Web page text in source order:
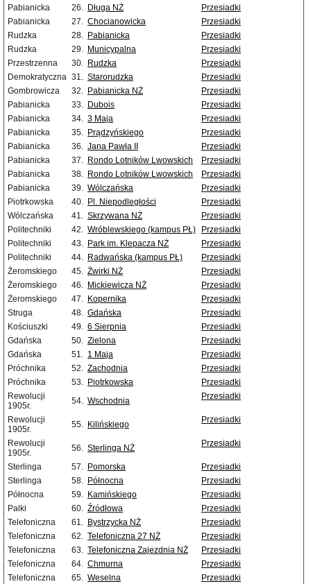
Pabianicka
26. Długa NŻ
Przesiadki
Pabianicka
27. Chocianowicka
Przesiadki
Rudzka
28. Pabianicka
Przesiadki
Rudzka
29. Municypalna
Przesiadki
Przestrzenna
30. Rudzka
Przesiadki
Demokratyczna 31. Starorudzka
Przesiadki
Gombrowicza
32. Pabianicka NŻ
Przesiadki
Pabianicka
33. Dubois
Przesiadki
Pabianicka
34. 3 Maja
Przesiadki
Pabianicka
35. Prądzyńskiego
Przesiadki
Pabianicka
36. Jana Pawła II
Przesiadki
Pabianicka
37. Rondo Lotników Lwowskich
Przesiadki
Pabianicka
38. Rondo Lotników Lwowskich
Przesiadki
Pabianicka
39. Wólczańska
Przesiadki
Piotrkowska
40. Pl. Niepodległości
Przesiadki
Wólczańska
41. Skrzywana NŻ
Przesiadki
Politechniki
42. Wróblewskiego (kampus PŁ)
Przesiadki
Politechniki
43. Park im. Klepacza NŻ
Przesiadki
Politechniki
44. Radwańska (kampus PŁ)
Przesiadki
Żeromskiego
45. Żwirki NŻ
Przesiadki
Żeromskiego
46. Mickiewicza NŻ
Przesiadki
Żeromskiego
47. Kopernika
Przesiadki
Struga
48. Gdańska
Przesiadki
Kościuszki
49. 6 Sierpnia
Przesiadki
Gdańska
50. Zielona
Przesiadki
Gdańska
51. 1 Maja
Przesiadki
Próchnika
52. Zachodnia
Przesiadki
Próchnika
53. Piotrkowska
Przesiadki
Rewolucji
1905r.
54. Wschodnia Przesiadki
Rewolucji
1905r.
55. Kilińskiego Przesiadki
Rewolucji
1905r.
56. Sterlinga NŻ Przesiadki
Sterlinga 57. Pomorska
Przesiadki
Sterlinga
58. Północna
Przesiadki
Północna
59. Kamińskiego
Przesiadki
Palki
60. Źródłowa
Przesiadki
Telefoniczna
61. Bystrzycka NŻ
Przesiadki
Telefoniczna
62. Telefoniczna 27 NŻ
Przesiadki
Telefoniczna
63. Telefoniczna Zajezdnia NŻ
Przesiadki
Telefoniczna
64. Chmurna
Przesiadki
Telefoniczna
65. Weselna
Przesiadki